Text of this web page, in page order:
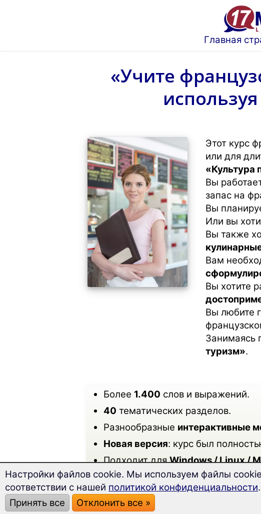
Главная
«Учите
Этот курс
или для
«Культура
Вы
запас на
Вы
Или вы
Вы также
Вам
Вы хотите
Вы любите
Занимаясь
туризм».
Более 1.400 слов и выражений.
40 тематических разделов.
Разнообразные интерактивные
Новая версия: курс был
Подходит дляWindows / Linux /
Настройки файлов cookie. Мы используем файлы
соответствии с нашей политикой конфиденциальности.
Принять все
Отклонить все »